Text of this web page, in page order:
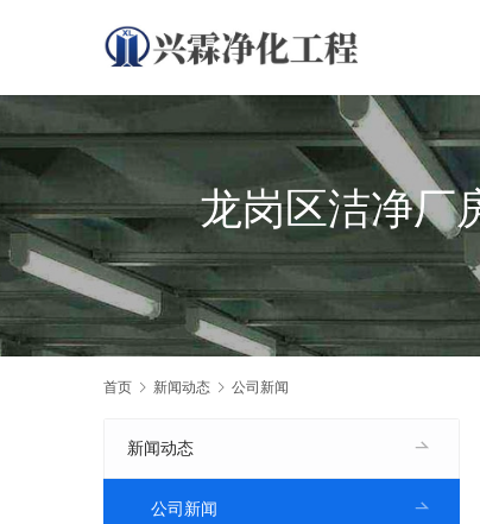
龙岗区洁净厂
首页 新闻动态 公司新闻
新闻动态
公司新闻